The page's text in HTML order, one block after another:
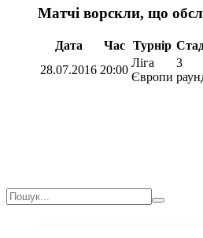
Матчі ворскли, що
Дата Час Турнір
28.07.2016 20:00
Ліга
Європи
3